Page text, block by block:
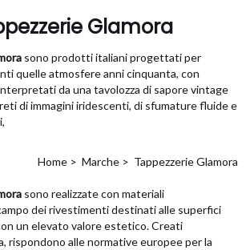
Glamora
sono prodotti italiani progettati per
quelle atmosfere anni cinquanta, con
da una tavolozza di sapore vintage
di immagini iridescenti, di sfumature fluide e
Tappezzerie Glamora
Marche >
Home >
sono realizzate con materiali
dei rivestimenti destinati alle superfici
un elevato valore estetico. Creati
rispondono alle normative europee per la